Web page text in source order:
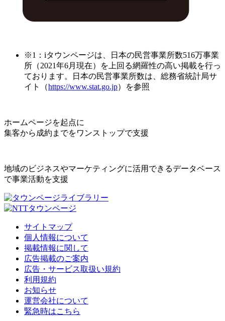
※1：iタウンページは、日本の民営事業所数516万事業
所（2021年6月現在）を上回る網羅性の高い掲載を行っ
ております。日本の民営事業所数は、総務省統計局サ
イト（https://www.stat.go.jp）を参照
ホームページを起点に
集客から成約までをワンストップで支援
地域のビジネスやマーケティングに活用できるデータベース
で事業活動を支援
サイトマップ
個人情報について
掲載情報に関して
広告掲載のご案内
広告・サービス取扱い規約
利用規約
お知らせ
運営会社について
緊急時はこちら